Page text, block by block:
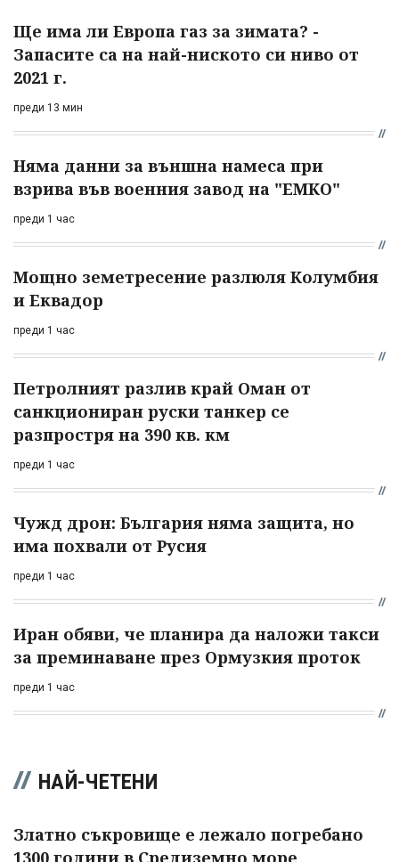
Ще има ли Европа газ за зимата? -
Запасите са на най-ниското си ниво от
2021 г.
преди 13 мин
Няма данни за външна намеса при
взрива във военния завод на "ЕМКО"
преди 1 час
Мощно земетресение разлюля Колумбия
и Еквадор
преди 1 час
Петролният разлив край Оман от
санкциониран руски танкер се
разпростря на 390 кв. км
преди 1 час
Чужд дрон: България няма защита, но
има похвали от Русия
преди 1 час
Иран обяви, че планира да наложи такси
за преминаване през Ормузкия проток
преди 1 час
НАЙ-ЧЕТЕНИ
Златно съкровище е лежало погребано
1300 години в Средиземно море